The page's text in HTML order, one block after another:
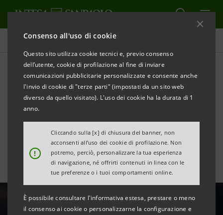
Consenso all'uso di cookie
Questo sito utilizza cookie tecnici e, previo consenso
dell’utente, cookie di profilazione al fine di inviare
comunicazioni pubblicitarie personalizzate e consente anche
l'invio di cookie di "terze parti" (impostati da un sito web
diverso da quello visitato). L'uso dei cookie ha la durata di 1
anno.
!
Cliccando sulla [x] di chiusura del banner, non
acconsenti all’uso dei cookie di profilazione. Non
potremo, perciò, personalizzare la tua esperienza
di navigazione, né offrirti contenuti in linea con le
tue preferenze o i tuoi comportamenti online.
È possibile consultare l'informativa estesa, prestare o meno
il consenso ai cookie o personalizzarne la configurazione e
Tutte le news
Motore Italia: roadshow
virtuale per accompagnare
le imprese nella ripartenza